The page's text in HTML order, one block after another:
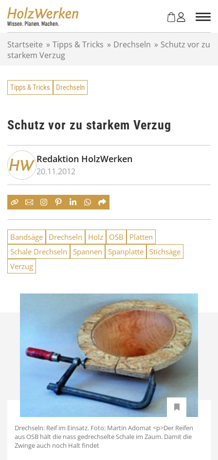
Startseite » Tipps & Tricks » Drechseln » Schutz vor zu
starkem Verzug
Tipps & Tricks Drechseln
Schutz vor zu starkem Verzug
Redaktion HolzWerken
20.11.2012
Bandsäge Drechseln Holz OSB
Platten
Schale Drechseln
Spannen Spanplatte Stichsäge
Verzug
Drechseln: Reif im Einsatz. Foto: Martin Adomat <p>Der Reifen
aus OSB hält die nass gedrechselte Schale im Zaum. Damit die
Zwinge auch noch Halt findet